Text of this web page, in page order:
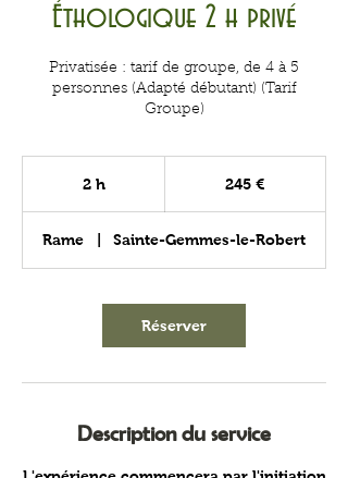
Éthologique 2 h privé
Privatisée : tarif de groupe, de 4 à 5
personnes (Adapté débutant) (Tarif
Groupe)
2 h 245 €
Rame Sainte-Gemmes-le-Robert
Réserver
Description du service